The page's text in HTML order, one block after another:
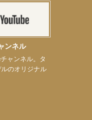
ョー」に出演決定！
催決定！
イベント
ンネル
ャンネル。タ
のオリジナル